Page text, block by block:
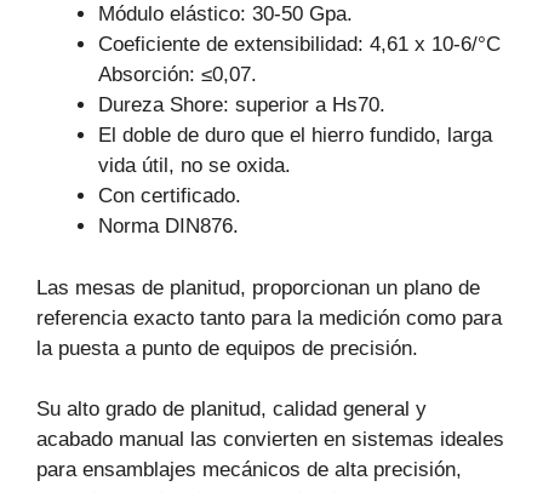
Módulo elástico: 30-50 Gpa.
Coeficiente de extensibilidad: 4,61 x 10-6/°C
Absorción: ≤0,07.
Dureza Shore: superior a Hs70.
El doble de duro que el hierro fundido, larga
vida útil, no se oxida.
Con certificado.
Norma DIN876.
Las mesas de planitud, proporcionan un plano de
referencia exacto tanto para la medición como para
la puesta a punto de equipos de precisión.
Su alto grado de planitud, calidad general y
acabado manual las convierten en sistemas ideales
para ensamblajes mecánicos de alta precisión,